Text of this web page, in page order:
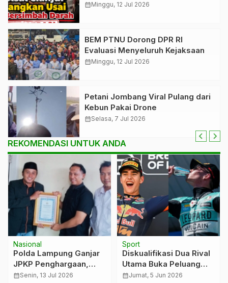
calendar_monthMinggu, 12 Jul 2026
BEM PTNU Dorong DPR RI
Evaluasi Menyeluruh Kejaksaan
calendar_monthMinggu, 12 Jul 2026
Petani Jombang Viral Pulang dari
Kebun Pakai Drone
calendar_monthSelasa, 7 Jul 2026
REKOMENDASI UNTUK ANDA
Nasional
Polda Lampung Ganjar
JPKP Penghargaan,
Tegaskan Sinergi Jaga
calendar_monthSenin, 13 Jul 2026
Sport
Diskualifikasi Dua Rival
Utama Buka Peluang
Veda Ega Pratama
calendar_monthJumat, 5 Jun 2026